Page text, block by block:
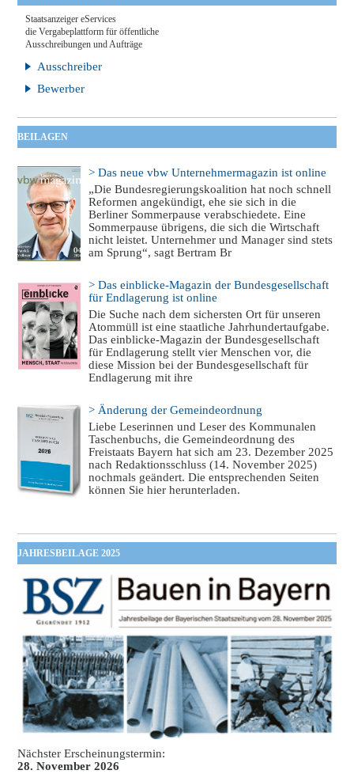
Staatsanzeiger eServices
die Vergabeplattform für öffentliche
Ausschreibungen und Aufträge
Ausschreiber
Bewerber
BEILAGEN
> Das neue vbw Unternehmermagazin ist online
„Die Bundesregierungskoalition hat noch schnell
Reformen angekündigt, ehe sie sich in die
Berliner Sommerpause verabschiedete. Eine
Sommerpause übrigens, die sich die Wirtschaft
nicht leistet. Unternehmer und Manager sind stets
am Sprung“, sagt Bertram Br
> Das einblicke-Magazin der Bundesgesellschaft
für Endlagerung ist online
Die Suche nach dem sichersten Ort für unseren
Atommüll ist eine staatliche Jahrhundertaufgabe.
Das einblicke-Magazin der Bundesgesellschaft
für Endlagerung stellt vier Menschen vor, die
diese Mission bei der Bundesgesellschaft für
Endlagerung mit ihre
> Änderung der Gemeindeordnung
Liebe Leserinnen und Leser des Kommunalen
Taschenbuchs, die Gemeindeordnung des
Freistaats Bayern hat sich am 23. Dezember 2025
nach Redaktionsschluss (14. November 2025)
nochmals geändert. Die entsprechenden Seiten
können Sie hier herunterladen.
JAHRESBEILAGE 2025
Nächster Erscheinungstermin:
28. November 2026